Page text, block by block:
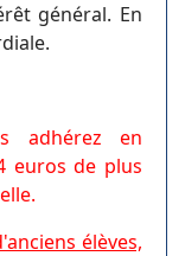
général. En
adhérez en
euros de plus
élèves,